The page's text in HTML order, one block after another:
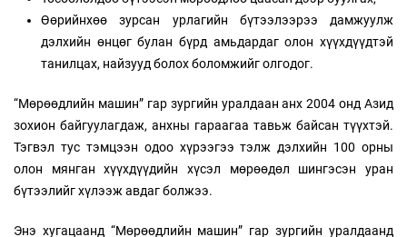
Өөрийнхөө зурсан урлагийн бүтээлээрээ дамжуулж
дэлхийн өнцөг булан бүрд амьдардаг олон хүүхдүүдтэй
танилцах, найзууд болох боломжийг олгодог.
“Мөрөөдлийн машин” гар зургийн уралдаан анх 2004 онд Азид
зохион байгуулагдаж, анхны гараагаа тавьж байсан түүхтэй.
Тэгвэл тус тэмцээн одоо хүрээгээ тэлж дэлхийн 100 орны
олон мянган хүүхдүүдийн хүсэл мөрөөдөл шингэсэн уран
бүтээлийг хүлээж авдаг болжээ.
Энэ хугацаанд “Мөрөөдлийн машин” гар зургийн уралдаанд